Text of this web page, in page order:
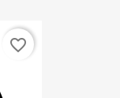
favorite_border